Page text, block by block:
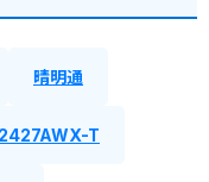
晴明通
T